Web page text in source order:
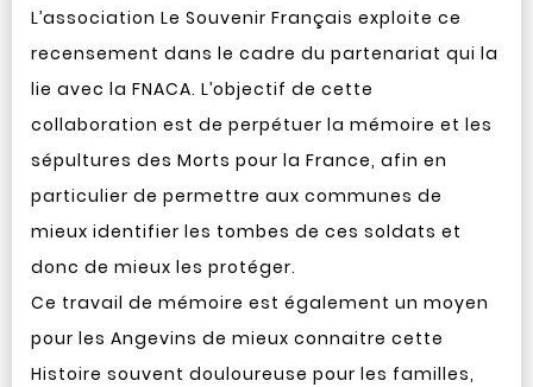
L’association Le Souvenir Français exploite ce
recensement dans le cadre du partenariat qui la
lie avec la FNACA. L’objectif de cette
collaboration est de perpétuer la mémoire et les
sépultures des Morts pour la France, afin en
particulier de permettre aux communes de
mieux identifier les tombes de ces soldats et
donc de mieux les protéger.
Ce travail de mémoire est également un moyen
pour les Angevins de mieux connaitre cette
Histoire souvent douloureuse pour les familles,